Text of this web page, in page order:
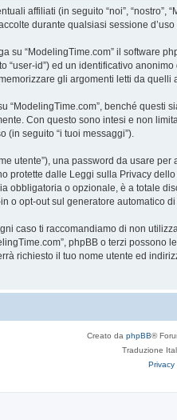
affiliati (in seguito “noi”, “nostro”,
durante qualsiasi sessione
su “ModelingTime.com” il
id”) ed un identificativo
gli argomenti letti da
“ModelingTime.com”, benché
Con questo sono intesi e non
(in seguito “i tuoi messaggi”).
utente”), una password da usare
protette dalle Leggi sulla Privacy
obbligatoria o opzionale, è a totale
o opt-out sul generatore automatico
caso ti raccomandiamo di non
phpBB o terzi
richiesto il tuo nome utente ed
Creato da phpBB®
Traduzione
Privacy